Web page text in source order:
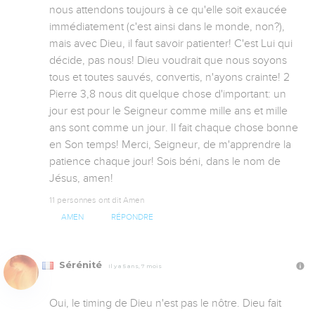
nous attendons toujours à ce qu'elle soit exaucée
immédiatement (c'est ainsi dans le monde, non?),
mais avec Dieu, il faut savoir patienter! C'est Lui qui
décide, pas nous! Dieu voudrait que nous soyons
tous et toutes sauvés, convertis, n'ayons crainte! 2
Pierre 3,8 nous dit quelque chose d'important: un
jour est pour le Seigneur comme mille ans et mille
ans sont comme un jour. Il fait chaque chose bonne
en Son temps! Merci, Seigneur, de m'apprendre la
patience chaque jour! Sois béni, dans le nom de
Jésus, amen!
11 personnes ont dit Amen
AMEN RÉPONDRE
Sérénité Il y a 5 ans, 7 mois
Oui, le timing de Dieu n'est pas le nôtre. Dieu fait